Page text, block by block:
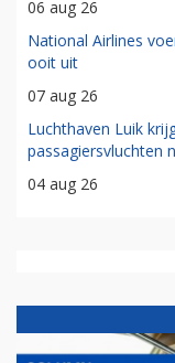
06 aug 26
National Airlines
ooit uit
07 aug 26
Luchthaven Luik
passagiersvluchten
04 aug 26